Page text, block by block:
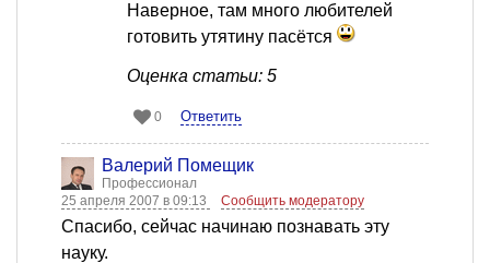
Наверное, там много любителей
готовить утятину пасётся
Оценка статьи: 5
0 Ответить
Валерий Помещик
Профессионал
25 апреля 2007 в 09:13
Сообщить модератору
Спасибо, сейчас начинаю познавать эту
науку.